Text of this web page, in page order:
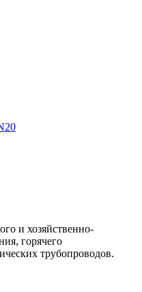
и хозяйственно-
горячего
трубопроводов.